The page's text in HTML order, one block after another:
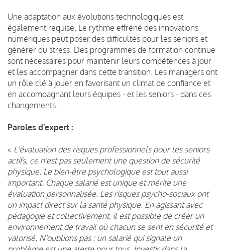
Une adaptation aux évolutions technologiques est
également requise. Le rythme effréné des innovations
numériques peut poser des difficultés pour les seniors et
générer du stress. Des programmes de formation continue
sont nécessaires pour maintenir leurs compétences à jour
et les accompagner dans cette transition. Les managers ont
un rôle clé à jouer en favorisant un climat de confiance et
en accompagnant leurs équipes - et les seniors - dans ces
changements.
Paroles d’expert :
« L'évaluation des risques professionnels pour les seniors
actifs, ce n'est pas seulement une question de sécurité
physique. Le bien-être psychologique est tout aussi
important. Chaque salarié est unique et mérite une
évaluation personnalisée. Les risques psycho-sociaux ont
un impact direct sur la santé physique. En agissant avec
pédagogie et collectivement, il est possible de créer un
environnement de travail où chacun se sent en sécurité et
valorisé. N'oublions pas : un salarié qui signale un